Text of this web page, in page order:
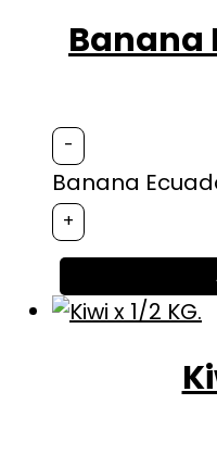
Banana
-
Banana
+